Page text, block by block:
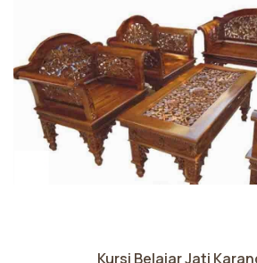
Kursi Belajar Jati